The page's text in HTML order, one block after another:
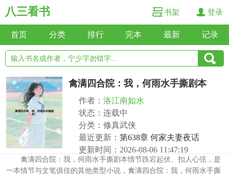
八三看书 书架 登录
首页 分类 排行 完本 最新 记录
禽满四合院：我，何雨水手撕剧本
作者： 洛江南如水
状态：连载中
分类：修真武侠
最近更新： 第638章 何家夫妻夜话
更新时间：2026-08-06 11:47:19
禽满四合院：我，何雨水手撕剧本情节跌宕起伏、扣人心弦，是
一本情节与文笔俱佳的其他类型小说，禽满四合院：我，何雨水手撕